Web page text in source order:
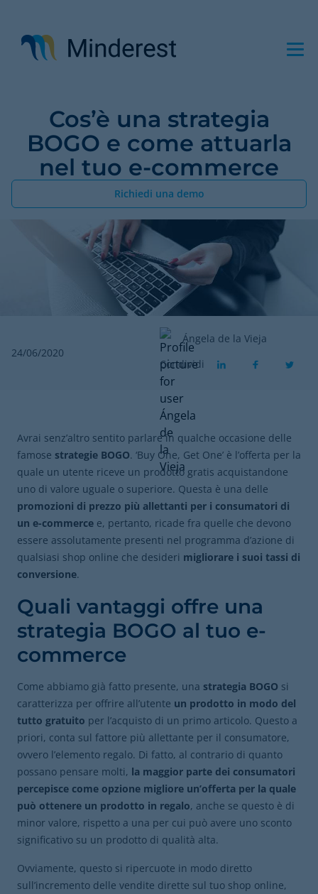
contenuto
principale
Cos’è una strategia
BOGO e come attuarla
nel tuo e-commerce
Richiedi una demo
24/06/2020
Ángela de la Vieja
Condividi
Avrai senz’altro sentito parlare in qualche occasione delle
famose strategie BOGO. ‘Buy One, Get One’ è l’offerta per la
quale un utente riceve un prodotto gratis acquistandone
uno di valore uguale o superiore. Questa è una delle
promozioni di prezzo più allettanti per i consumatori di
un e-commerce e, pertanto, ricade fra quelle che devono
essere assolutamente presenti nel programma d’azione di
qualsiasi shop online che desideri migliorare i suoi tassi di
conversione.
Quali vantaggi offre una
strategia BOGO al tuo e-
commerce
Come abbiamo già fatto presente, una strategia BOGO si
caratterizza per offrire all’utente un prodotto in modo del
tutto gratuito per l’acquisto di un primo articolo. Questo a
priori, conta sul fattore più allettante per il consumatore,
ovvero l’elemento regalo. Di fatto, al contrario di quanto
possano pensare molti, la maggior parte dei consumatori
percepisce come opzione migliore un’offerta per la quale
può ottenere un prodotto in regalo, anche se questo è di
minor valore, rispetto a una per cui può avere uno sconto
significativo su un prodotto di qualità alta.
Ovviamente, questo si ripercuote in modo diretto
sull’incremento delle vendite dirette sul tuo shop online,